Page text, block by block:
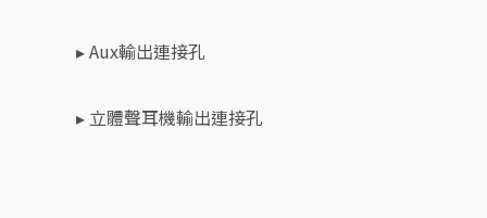
▸ Aux輸出連接孔
▸ 立體聲耳機輸出連接孔